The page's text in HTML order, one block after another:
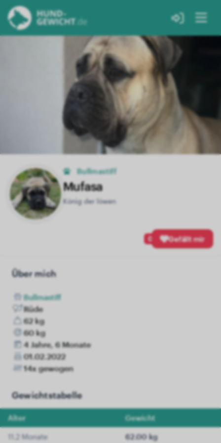
Bullmastiff
Mufasa
König der löwen
0 Gefällt mir
Über mich
Bullmastiff
Rüde
62 kg
60 kg
4 Jahre, 6 Monate
01.02.2022
14x gewogen
Gewichtstabelle
Alter Gewicht
11.2 Monate 62.00 kg